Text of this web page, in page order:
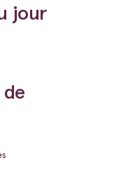
jour